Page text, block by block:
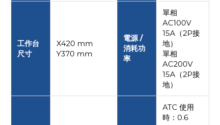
工作台
尺寸
X420 mm
Y370 mm
電源 /
消耗功
率
單相
AC100V
15A（2P接
地）
單相
AC200V
15A（2P接
地）
ATC 使用
時：0.6